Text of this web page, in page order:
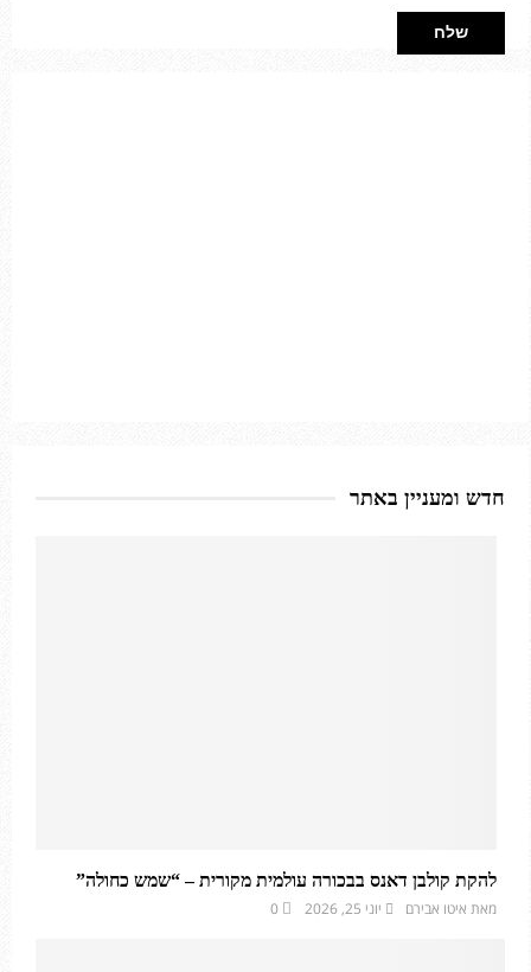
חדש ומעניין באתר
להקת קולבן דאנס בבכורה עולמית מקורית – “שמש כחולה”
מאת איטו אבירם יוני 25, 2026 0